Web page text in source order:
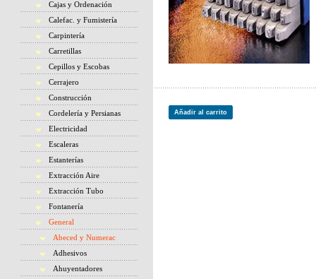
Cajas y Ordenación
Calefac. y Fumistería
Carpintería
Carretillas
Cepillos y Escobas
Cerrajero
Construcción
Cordelería y Persianas
Electricidad
Escaleras
Estanterías
Extracción Aire
Extracción Tubo
Fontanería
General
Abeced y Numerac
Adhesivos
Ahuyentadores
Añadir al carrito